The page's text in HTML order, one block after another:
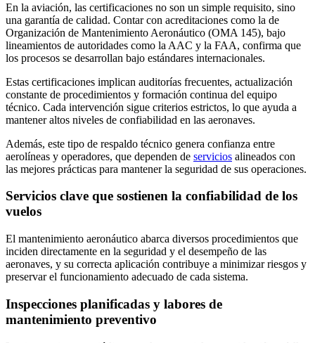
En la aviación, las certificaciones no son un simple requisito, sino
una garantía de calidad. Contar con acreditaciones como la de
Organización de Mantenimiento Aeronáutico (OMA 145), bajo
lineamientos de autoridades como la AAC y la FAA, confirma que
los procesos se desarrollan bajo estándares internacionales.
Estas certificaciones implican auditorías frecuentes, actualización
constante de procedimientos y formación continua del equipo
técnico. Cada intervención sigue criterios estrictos, lo que ayuda a
mantener altos niveles de confiabilidad en las aeronaves.
Además, este tipo de respaldo técnico genera confianza entre
aerolíneas y operadores, que dependen de servicios alineados con
las mejores prácticas para mantener la seguridad de sus operaciones.
Servicios clave que sostienen la confiabilidad de los
vuelos
El mantenimiento aeronáutico abarca diversos procedimientos que
inciden directamente en la seguridad y el desempeño de las
aeronaves, y su correcta aplicación contribuye a minimizar riesgos y
preservar el funcionamiento adecuado de cada sistema.
Inspecciones planificadas y labores de
mantenimiento preventivo